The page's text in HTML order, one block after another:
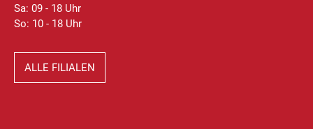
Sa: 09 - 18 Uhr
So: 10 - 18 Uhr
ALLE FILIALEN